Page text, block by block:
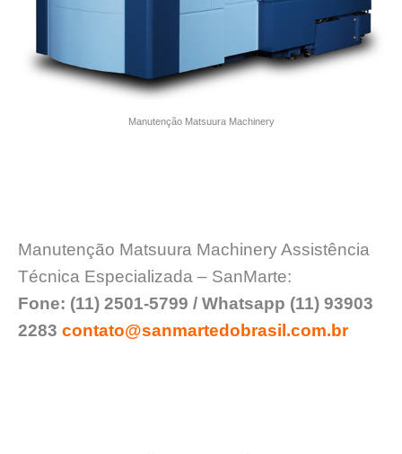
Manutenção Matsuura Machinery
Manutenção Matsuura Machinery Assistência
Técnica Especializada – SanMarte:
Fone: (11) 2501-5799 / Whatsapp (11) 93903
2283 contato@sanmartedobrasil.com.br